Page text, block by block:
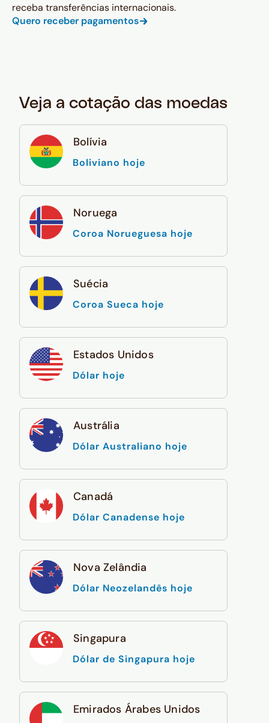
receba transferências internacionais.
Quero receber pagamentos
Veja a cotação das moedas
Bolívia
Boliviano hoje
Noruega
Coroa Norueguesa hoje
Suécia
Coroa Sueca hoje
Estados Unidos
Dólar hoje
Austrália
Dólar Australiano hoje
Canadá
Dólar Canadense hoje
Nova Zelândia
Dólar Neozelandês hoje
Singapura
Dólar de Singapura hoje
Emirados Árabes Unidos